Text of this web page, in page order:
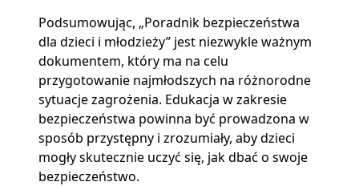
Podsumowując, „Poradnik bezpieczeństwa
dla dzieci i młodzieży” jest niezwykle ważnym
dokumentem, który ma na celu
przygotowanie najmłodszych na różnorodne
sytuacje zagrożenia. Edukacja w zakresie
bezpieczeństwa powinna być prowadzona w
sposób przystępny i zrozumiały, aby dzieci
mogły skutecznie uczyć się, jak dbać o swoje
bezpieczeństwo.